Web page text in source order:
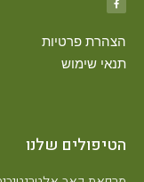
הצהרת פרטיות
תנאי שימוש
הטיפולים שלנו